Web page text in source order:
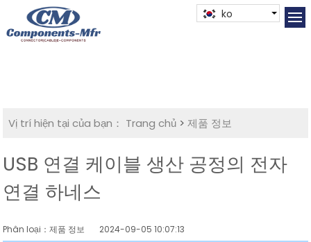
ko
Vị trí hiện tại của bạn： Trang chủ >제품 정보
USB 연결 케이블 생산 공정의 전자
연결 하네스
Phân loại：제품 정보 2024-09-05 10:07:13